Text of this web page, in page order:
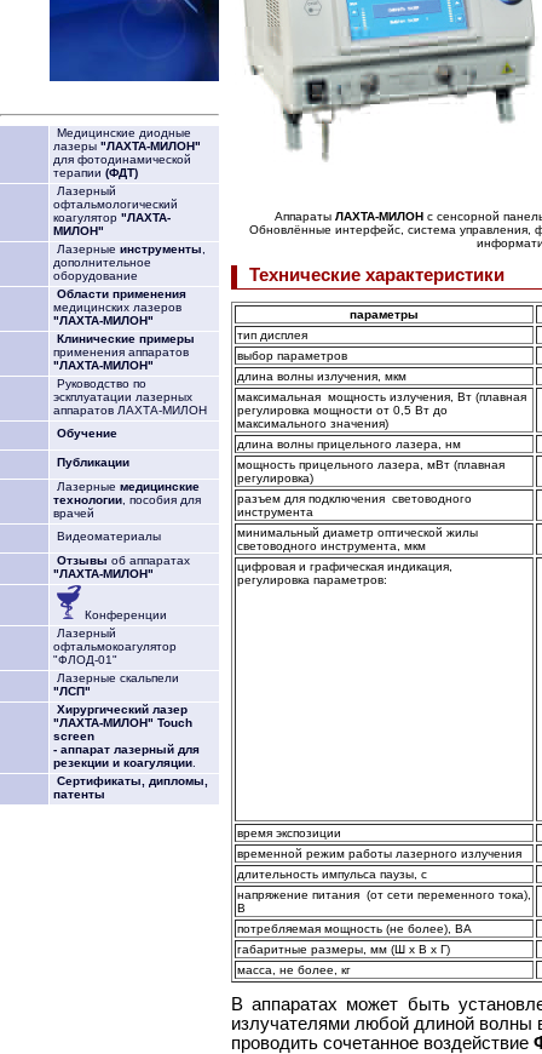
Медицинские диодные
лазеры "ЛАХТА-МИЛОН"
для фотодинамической
терапии (ФДТ)
Лазерный
офтальмологический
коагулятор "ЛАХТА-
МИЛОН"
Лазерные инструменты
дополнительное
оборудование
Области применения
медицинских лазеров
"ЛАХТА-МИЛОН"
Клинические примеры
применения аппаратов
"ЛАХТА-МИЛОН"
Руководство по
эскплуатации лазерных
аппаратов ЛАХТА-МИЛОН
Обучение
Публикации
Лазерные медицинские
технологии , пособия для
врачей
Видеоматериалы
Отзывы об аппаратах
"ЛАХТА-МИЛОН"
Конференции
Лазерный
офтальмокоагулятор
"ФЛОД-01"
Лазерные скальпели
"ЛСП"
Хирургический лазер
"ЛАХТА-МИЛОН" Touch
screen
- аппарат лазерный для
резекции и коагуляции
Сертификаты, дипломы,
патенты
Аппараты ЛАХТА-МИЛОНс сенсорной
Обновлённые интерфейс, система управления,
Технические характеристики
параметры
тип дисплея
выбор параметров
длина волны излучения, мкм
максимальная мощность излучения, Вт (плавная
регулировка мощности от 0,5 Вт до
максимального значения)
длина волны прицельного лазера, нм
мощность прицельного лазера, мВт (плавная
регулировка)
разъем для подключения световодного
инструмента
минимальный диаметр оптической жилы
световодного инструмента, мкм
цифровая и графическая индикация,
регулировка параметров:
время экспозиции
временной режим работы лазерного излучения
длительность импульса паузы, с
напряжение питания (от сети переменного тока),
В
потребляемая мощность (не более), ВА
габаритные размеры, мм (Ш х В х Г)
масса, не более, кг
В аппаратах может быть
излучателями любой длиной волны
проводить сочетанное воздействие